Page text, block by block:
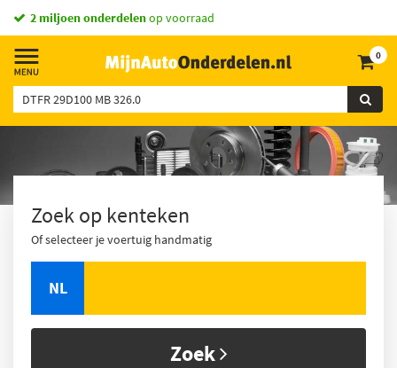
2 miljoen onderdelenop voorraad
0
Zoek op kenteken
Of selecteer je voertuig handmatig
NL
Zoek